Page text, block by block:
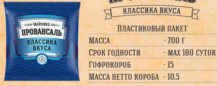
Пластиковый пакет
Масса
- 700 г
Срок годности
- max 180 суток
Гофрокороб
- 15
Масса нетто короба - 10,5